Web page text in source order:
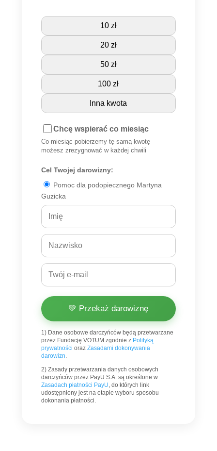
10 zł
20 zł
50 zł
100 zł
Inna kwota
Chcę wspierać co miesiąc
Co miesiąc pobierzemy tę samą kwotę –
możesz zrezygnować w każdej chwili
Cel Twojej darowizny:
Pomoc dla podopiecznego Martyna
Guzicka
💚 Przekaż darowiznę
1) Dane osobowe darczyńców będą przetwarzane
przez Fundację VOTUM zgodnie z Polityką
prywatności oraz Zasadami dokonywania
darowizn.
2) Zasady przetwarzania danych osobowych
darczyńców przez PayU S.A. są określone w
Zasadach płatności PayU, do których link
udostępniony jest na etapie wyboru sposobu
dokonania płatności.